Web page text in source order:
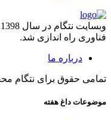
فناوری راه اندازی شد.
درباره ما
تمامی حقوق برای نتگام
موضوعات داغ هفته